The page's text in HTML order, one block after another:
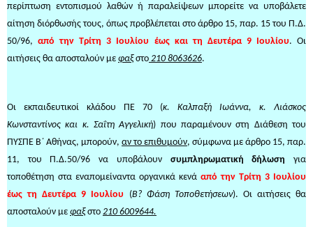
περίπτωση εντοπισμού λαθών ή παραλείψεων μπορείτε να υποβάλετε
αίτηση διόρθωσής τους, όπως προβλέπεται στο άρθρο 15, παρ. 15 του Π.Δ.
50/96,από την Τρίτη 3 Ιουλίου έως και τη Δευτέρα 9 Ιουλίου. Οι
αιτήσεις θα αποσταλούν με φαξστο 210 8063626.
Οι εκπαιδευτικοί κλάδου ΠΕ 70 (κ. Καλπαξή Ιωάννα, κ. Λιάσκος
Κωνσταντίνος και κ. Σαΐτη Αγγελική) που παραμένουν στη Διάθεση του
ΠΥΣΠΕ Β΄ Αθήνας, μπορούν, αν το επιθυμούν, σύμφωνα με άρθρο 15, παρ.
11, του Π.Δ.50/96 να υποβάλουν συμπληρωματική δήλωση για
τοποθέτηση στα εναπομείναντα οργανικά κενά από την Τρίτη 3 Ιουλίου
έως τη Δευτέρα 9 Ιουλίου (Β? Φάση Τοποθετήσεων). Οι αιτήσεις θα
αποσταλούν με φαξστο 210 6009644.